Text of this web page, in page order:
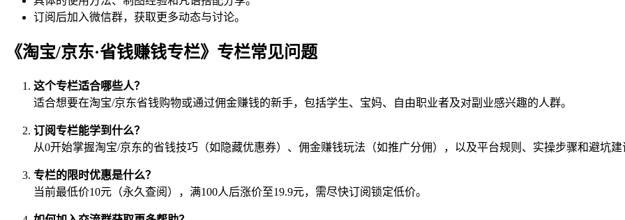
订阅后加入微信群，获取更多动态与讨论。
《淘宝/京东·省钱赚钱专栏》专栏常见问题
这个专栏适合哪些人？
适合想要在淘宝/京东省钱购物或通过佣金赚钱的新手，包括学生、宝妈、自由职业者及对副业感兴趣的人群。
订阅专栏能学到什么？
从0开始掌握淘宝/京东的省钱技巧（如隐藏优惠券）、佣金赚钱玩法（如推广分佣），以及平台规则、实操步骤和避坑建
专栏的限时优惠是什么？
当前最低价10元（永久查阅），满100人后涨价至19.9元，需尽快订阅锁定低价。